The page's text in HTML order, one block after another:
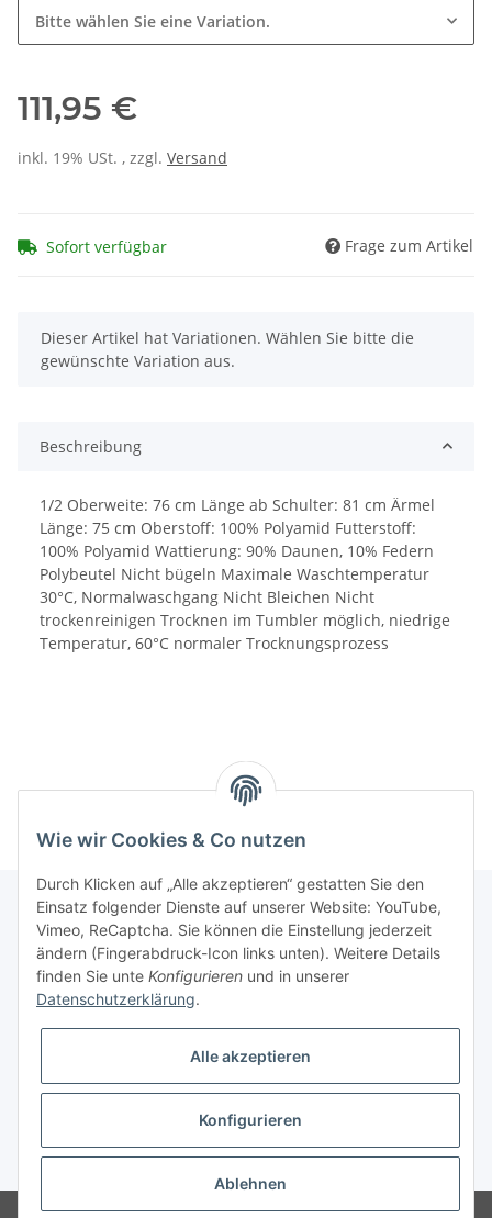
Bitte wählen Sie eine Variation.
111,95 €
inkl. 19% USt. , zzgl. Versand
Sofort verfügbar Frage zum Artikel
x
Dieser Artikel hat Variationen. Wählen Sie bitte die
gewünschte Variation aus.
Beschreibung
1/2 Oberweite: 76 cm Länge ab Schulter: 81 cm Ärmel
Länge: 75 cm Oberstoff: 100% Polyamid Futterstoff:
100% Polyamid Wattierung: 90% Daunen, 10% Federn
Polybeutel Nicht bügeln Maximale Waschtemperatur
30°C, Normalwaschgang Nicht Bleichen Nicht
trockenreinigen Trocknen im Tumbler möglich, niedrige
Temperatur, 60°C normaler Trocknungsprozess
Informationen
Gesetzliche Informationen
* Alle Preise inkl. gesetzlicher USt., zzgl.Versand
Wie wir Cookies & Co nutzen
Durch Klicken auf „Alle akzeptieren“ gestatten Sie den
Einsatz folgender Dienste auf unserer Website: YouTube,
Vimeo, ReCaptcha. Sie können die Einstellung jederzeit
ändern (Fingerabdruck-Icon links unten). Weitere Details
finden Sie unte Konfigurieren und in unserer
Datenschutzerklärung.
Alle akzeptieren
Konfigurieren
Ablehnen